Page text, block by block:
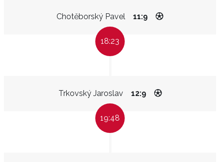
Chotěborský Pavel 11:9
18:23
Trkovský Jaroslav 12:9
19:48